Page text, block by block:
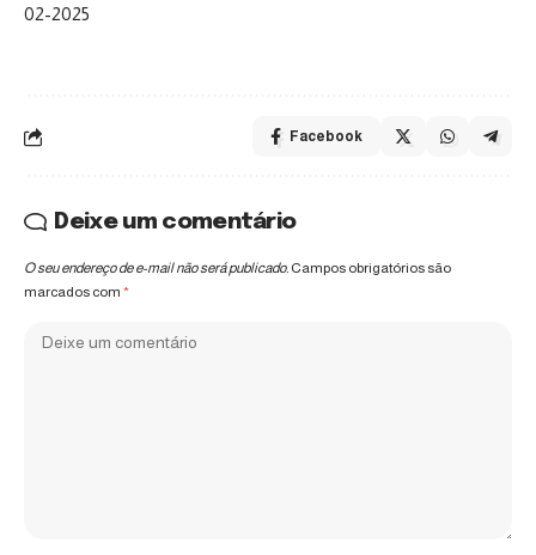
02-2025
Facebook
Deixe um comentário
O seu endereço de e-mail não será publicado. Campos obrigatórios são
marcados com *